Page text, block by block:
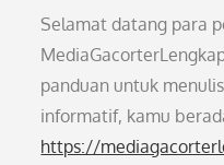
Selamat datang para
panduan untuk
informatif, kamu
https://